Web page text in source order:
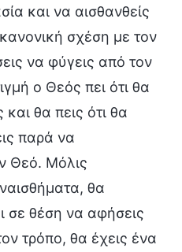
και να αισθανθείς
σχέση με τον
να φύγεις από τον
ο Θεός πει ότι θα
θα πεις ότι θα
παρά να
Θεό. Μόλις
θα
σε θέση να αφήσεις
τρόπο, θα έχεις ένα